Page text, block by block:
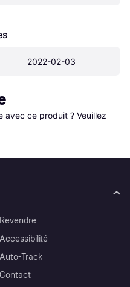
2022-02-03
avec ce produit ? Veuillez
Revendre
Accessibilité
Auto-Track
Contact